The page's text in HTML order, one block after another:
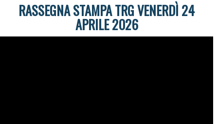
RASSEGNA STAMPA TRG VENERDÌ 24
APRILE 2026